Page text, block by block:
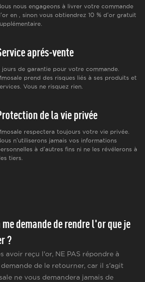
nous engageons à livrer votre commande
en , sinon vous obtiendrez 10 % d'or gratuit
aprés-vente
jours de garantie pour votre commande.
prend des risques liés à ses produits et
Vous ne risquez rien.
de la vie privée
respectera toujours votre vie privée.
n'utiliserons jamais vos informations
à d'autres fins ni ne les révélerons à
tiers.
demande de rendre l'or que je
?
avoir reçu l'or, NE PAS répondre à
de le retourner, car il s'agit
ne vous demandera jamais de